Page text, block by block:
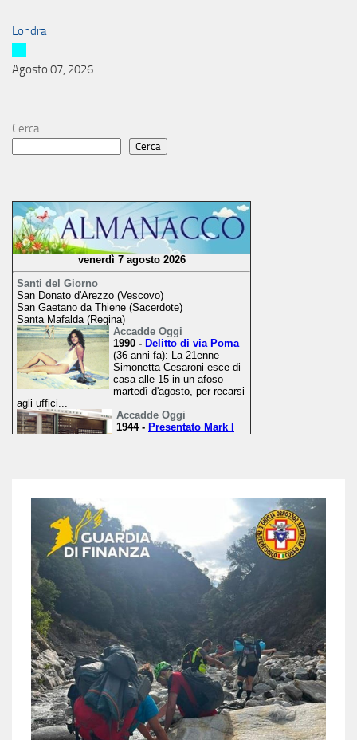
Londra
Agosto 07, 2026
Cerca
Cerca